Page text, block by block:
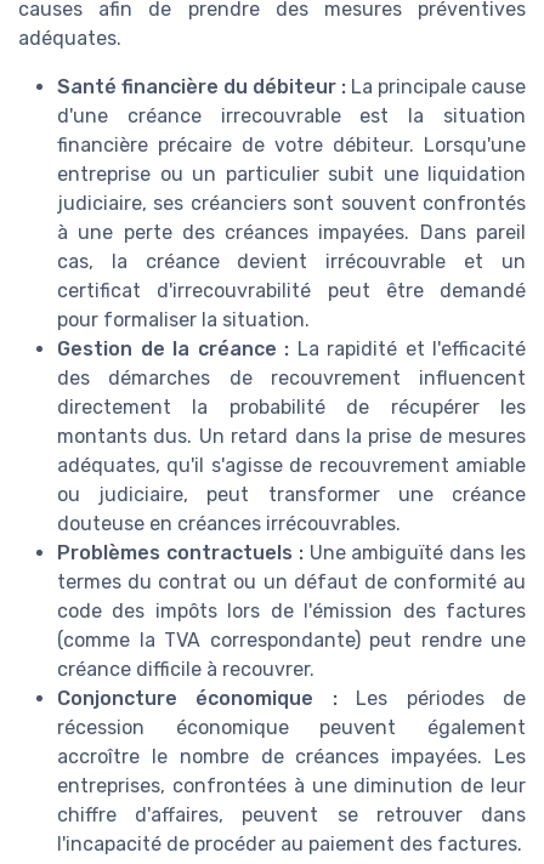
causes afin de prendre des mesures préventives
adéquates.
Santé financière du débiteur : La principale cause
d'une créance irrecouvrable est la situation
financière précaire de votre débiteur. Lorsqu'une
entreprise ou un particulier subit une liquidation
judiciaire, ses créanciers sont souvent confrontés
à une perte des créances impayées. Dans pareil
cas, la créance devient irrécouvrable et un
certificat d'irrecouvrabilité peut être demandé
pour formaliser la situation.
Gestion de la créance : La rapidité et l'efficacité
des démarches de recouvrement influencent
directement la probabilité de récupérer les
montants dus. Un retard dans la prise de mesures
adéquates, qu'il s'agisse de recouvrement amiable
ou judiciaire, peut transformer une créance
douteuse en créances irrécouvrables.
Problèmes contractuels :Une ambiguïté dans les
termes du contrat ou un défaut de conformité au
code des impôts lors de l'émission des factures
(comme la TVA correspondante) peut rendre une
créance difficile à recouvrer.
Conjoncture économique :Les périodes de
récession économique peuvent également
accroître le nombre de créances impayées. Les
entreprises, confrontées à une diminution de leur
chiffre d'affaires, peuvent se retrouver dans
l'incapacité de procéder au paiement des factures.